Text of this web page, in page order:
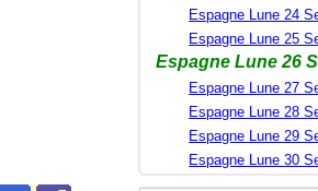
Espagne Lune 24
Espagne Lune 25
Espagne Lune 26
Espagne Lune 27
Espagne Lune 28
Espagne Lune 29
Espagne Lune 30